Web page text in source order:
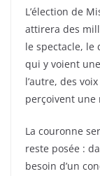
L’élection de
attirera des
le spectacle, le
qui y voient
l’autre, des
perçoivent une
La couronne
reste posée :
besoin d’un